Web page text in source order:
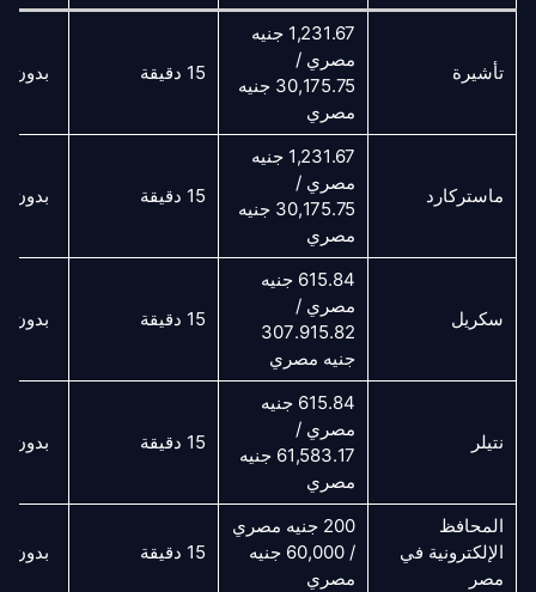
تأشيرة
1,231.67 جنيه
مصري /
30,175.75 جنيه
مصري
15 دقيقة
ماستركارد
1,231.67 جنيه
مصري /
30,175.75 جنيه
مصري
15 دقيقة
سكريل
615.84 جنيه
مصري /
307.915.82
جنيه مصري
15 دقيقة
نتيلر
615.84 جنيه
مصري /
61,583.17 جنيه
مصري
15 دقيقة
المحافظ
الإلكترونية في
مصر
200 جنيه مصري
/ 60,000 جنيه
مصري
15 دقيقة